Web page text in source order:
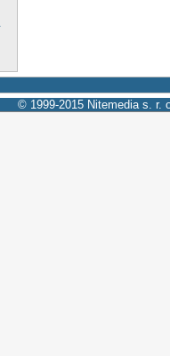
© 1999-2015 Nitemedia s. r.